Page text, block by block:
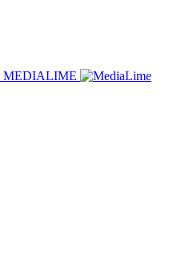
MEDIALIME